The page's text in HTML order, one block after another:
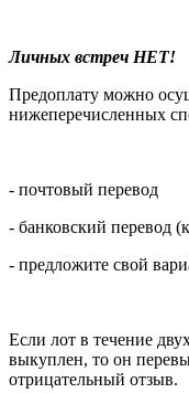
Личных встреч НЕТ!
Предоплату можно
нижеперечисленных
- почтовый перевод
- банковский перевод
- предложите свой
Если лот в течение
выкуплен, то он
отрицательный отзыв.